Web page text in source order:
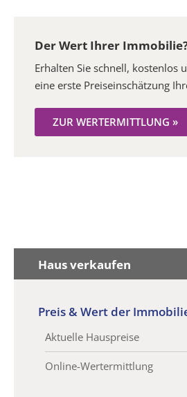
Der Wert Ihrer
Erhalten Sie schnell, kostenlos
eine erste Preiseinschätzung
ZUR WERTERMITTLUNG »
Haus verkaufen
Preis & Wert der
Aktuelle Hauspreise
Online-Wertermittlung